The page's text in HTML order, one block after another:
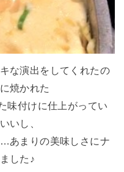
な演出をしてくれたの
焼かれた
味付けに仕上がってい
いし、
あまりの美味しさにナ
した♪